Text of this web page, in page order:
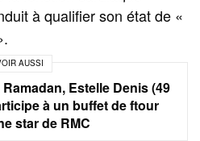
à qualifier son état de «
AUSSI
Estelle Denis (49
à un buffet de ftour
star de RMC